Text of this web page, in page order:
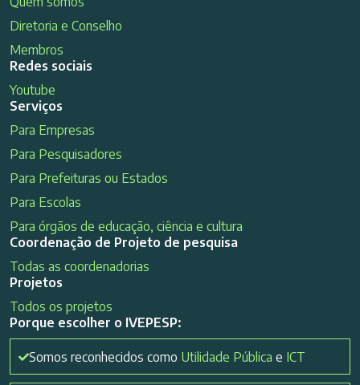
Diretoria e Conselho
Membros
Redes sociais
Youtube
Serviços
Para Empresas
Para Pesquisadores
Para Prefeituras ou Estados
Para Escolas
Para órgãos de educação, ciência e cultura
Coordenação de Projeto de pesquisa
Todas as coordenadorias
Projetos
Todos os projetos
Porque escolher o IVEPESP:
Somos reconhecidos como Utilidade Pública e ICT